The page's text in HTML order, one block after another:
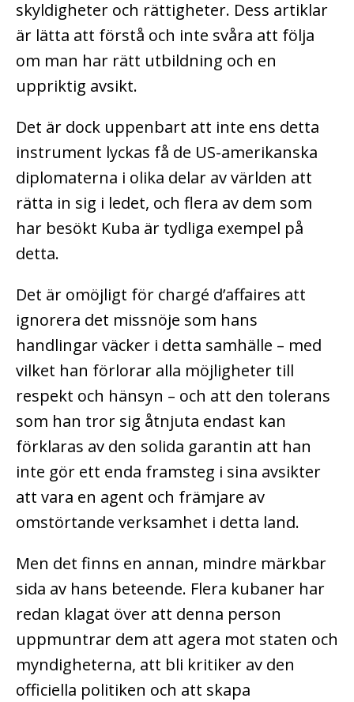
skyldigheter och rättigheter. Dess artiklar
är lätta att förstå och inte svåra att följa
om man har rätt utbildning och en
uppriktig avsikt.
Det är dock uppenbart att inte ens detta
instrument lyckas få de US-amerikanska
diplomaterna i olika delar av världen att
rätta in sig i ledet, och flera av dem som
har besökt Kuba är tydliga exempel på
detta.
Det är omöjligt för chargé d’affaires att
ignorera det missnöje som hans
handlingar väcker i detta samhälle – med
vilket han förlorar alla möjligheter till
respekt och hänsyn – och att den tolerans
som han tror sig åtnjuta endast kan
förklaras av den solida garantin att han
inte gör ett enda framsteg i sina avsikter
att vara en agent och främjare av
omstörtande verksamhet i detta land.
Men det finns en annan, mindre märkbar
sida av hans beteende. Flera kubaner har
redan klagat över att denna person
uppmuntrar dem att agera mot staten och
myndigheterna, att bli kritiker av den
officiella politiken och att skapa